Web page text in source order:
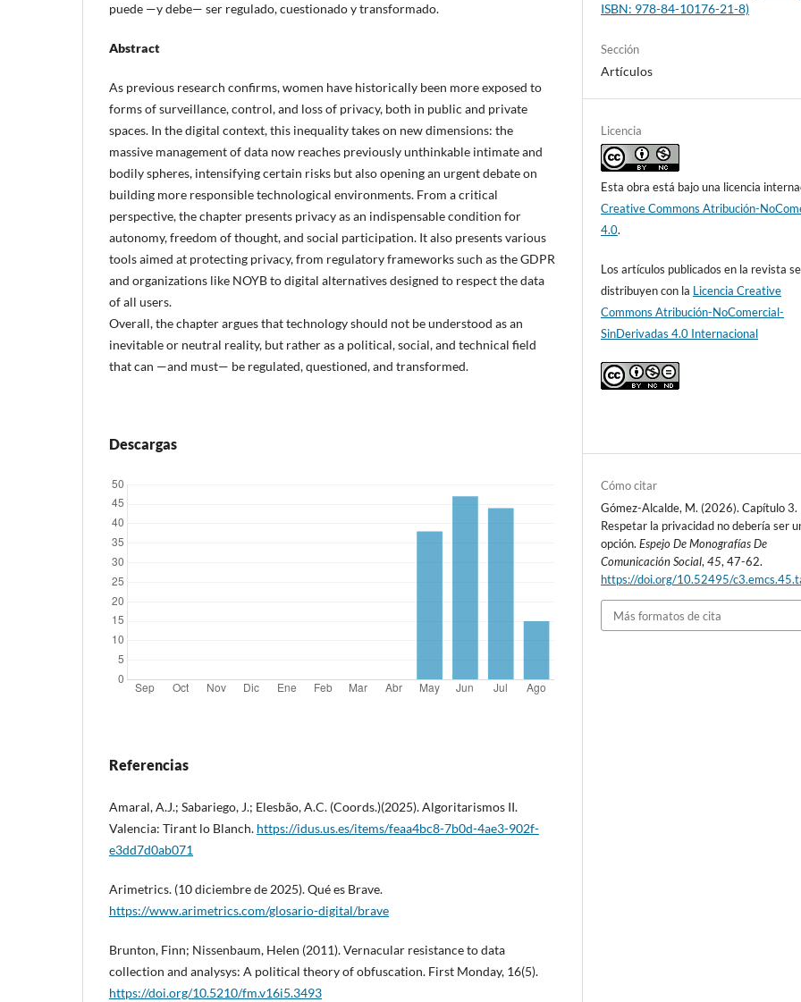
puede —y debe— ser regulado, cuestionado y transformado.
Abstract
As previous research confirms, women have historically been more exposed to
forms of surveillance, control, and loss of privacy, both in public and private
spaces. In the digital context, this inequality takes on new dimensions: the
massive management of data now reaches previously unthinkable intimate and
bodily spheres, intensifying certain risks but also opening an urgent debate on
building more responsible technological environments. From a critical
perspective, the chapter presents privacy as an indispensable condition for
autonomy, freedom of thought, and social participation. It also presents various
tools aimed at protecting privacy, from regulatory frameworks such as the GDPR
and organizations like NOYB to digital alternatives designed to respect the data
of all users.
Overall, the chapter argues that technology should not be understood as an
inevitable or neutral reality, but rather as a political, social, and technical field
that can —and must— be regulated, questioned, and transformed.
Descargas
Referencias
Amaral, A.J.; Sabariego, J.; Elesbão, A.C. (Coords.)(2025). Algoritarismos II.
Valencia: Tirant lo Blanch. https://idus.us.es/items/feaa4bc8-7b0d-4ae3-902f-
e3dd7d0ab071
Arimetrics. (10 diciembre de 2025). Qué es Brave.
https://www.arimetrics.com/glosario-digital/brave
Brunton, Finn; Nissenbaum, Helen (2011). Vernacular resistance to data
collection and analysys: A political theory of obfuscation. First Monday, 16(5).
https://doi.org/10.5210/fm.v16i5.3493
ISBN: 978-84-10176-21-8)
Sección
Artículos
Licencia
Esta obra está bajo una licencia
Creative Commons Atribución-
4.0.
Los artículos publicados en la revista se
distribuyen con la Licencia Creative
Commons Atribución-NoComercial-
SinDerivadas 4.0 Internacional
Cómo citar
Gómez-Alcalde, M. (2026). Capítulo 3.
Respetar la privacidad no debería ser
opción.Espejo De Monografías De
Comunicación Social,45, 47-62.
https://doi.org/10.52495/
Más formatos de cita